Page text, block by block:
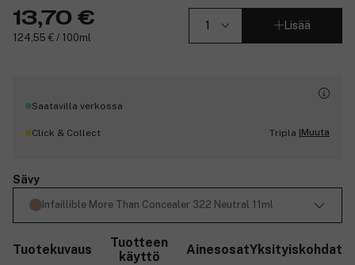
13,70 €
124,55 € / 100ml
Lisää
Saatavilla verkossa
Click & Collect Tripla |Muuta
Sävy
Infaillible More Than Concealer 322 Neutral 11ml
Tuotekuvaus
Tuotteen
käyttö
AinesosatYksityiskohdat